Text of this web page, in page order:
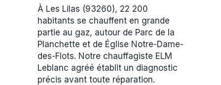
À Les Lilas (93260), 22 200
habitants se chauffent en grande
partie au gaz, autour de Parc de la
Planchette et de Église Notre-Dame-
des-Flots. Notre chauffagiste ELM
Leblanc agréé établit un diagnostic
précis avant toute réparation.